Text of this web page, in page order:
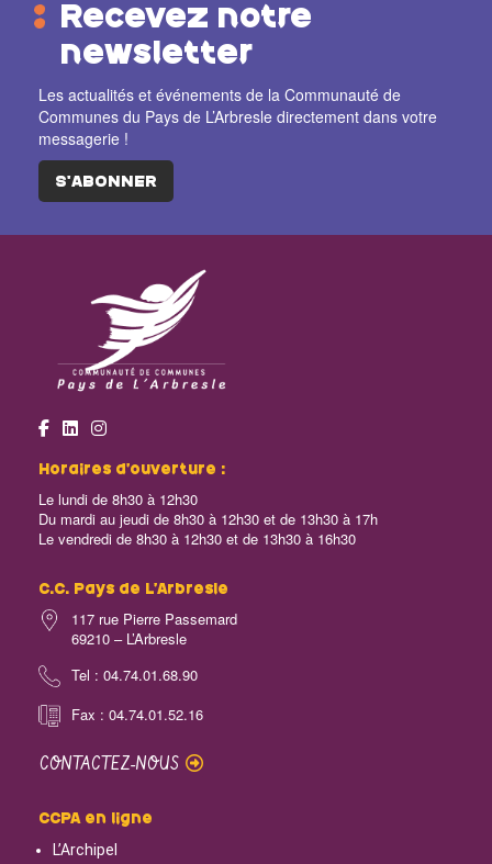
Recevez notre
newsletter
Les actualités et événements de la Communauté de
Communes du Pays de L’Arbresle directement dans votre
messagerie !
S'ABONNER
Horaires d’ouverture :
Le lundi de 8h30 à 12h30
Du mardi au jeudi de 8h30 à 12h30 et de 13h30 à 17h
Le vendredi de 8h30 à 12h30 et de 13h30 à 16h30
C.C. Pays de L’Arbresle
117 rue Pierre Passemard
69210 – L’Arbresle
Tel : 04.74.01.68.90
Fax : 04.74.01.52.16
CONTACTEZ-NOUS
CCPA en ligne
L’Archipel